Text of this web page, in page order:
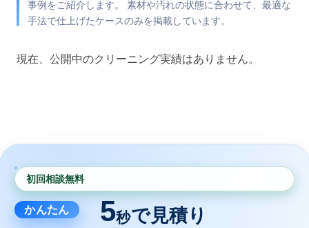
事例をご紹介します。 素材や汚れの状態に合わせて、最適な
手法で仕上げたケースのみを掲載しています。
現在、公開中のクリーニング実績はありません。
初回相談無料
かんたん 5秒で見積り